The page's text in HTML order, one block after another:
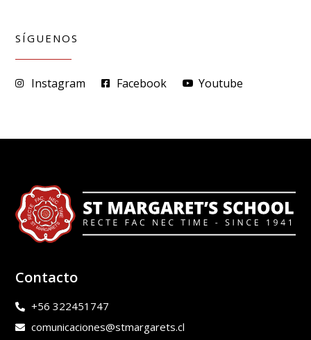
SÍGUENOS
Instagram Facebook Youtube
Contacto
+56 322451747
comunicaciones@stmargarets.cl